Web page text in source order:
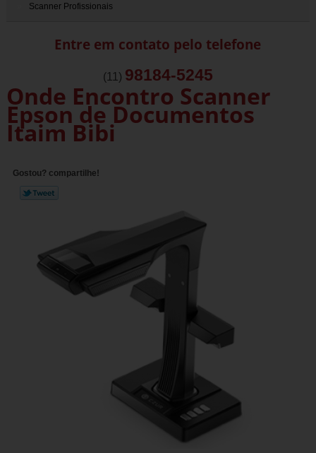
Scanner Profissionais
Entre em contato pelo telefone
(11) 98184-5245
Onde Encontro Scanner
Epson de Documentos
Itaim Bibi
Gostou? compartilhe!